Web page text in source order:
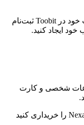
با ایمیل/شماره موبایل و کشور محل اقامت خود در Toobit ثبت‌نام
ایجاد کنید.
شخصی و کارت